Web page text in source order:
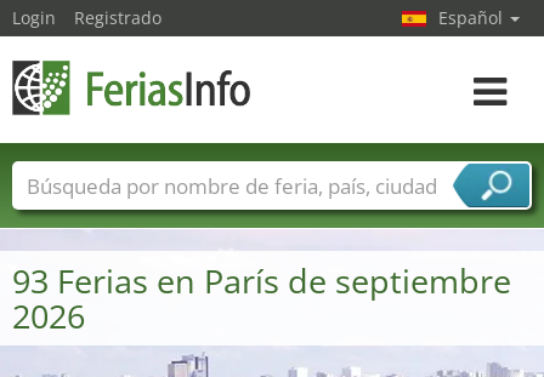
93 Ferias en París de septiembre
2026
Login Registrado Español
toggle
Nombres de ferias Países
Ciudades
Sectores de ferias
Sectores de proveedor de servicios